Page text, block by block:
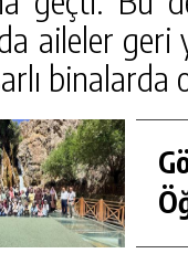
aileler geri
binalarda